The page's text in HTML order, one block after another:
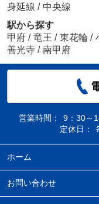
身延線 / 中央線
駅から探す
甲府 / 竜王 / 東花輪 /
善光寺 / 南甲府
営業時間：
9：30～
定休日：
ホーム
お問い合わせ